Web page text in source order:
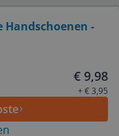
Handschoenen -
€ 9,98
+ € 3,95